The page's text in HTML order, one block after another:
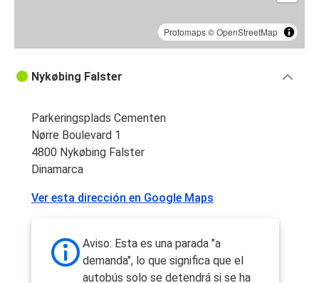
Protomaps©OpenStreetMap
Nykøbing Falster
Parkeringsplads Cementen
Nørre Boulevard 1
4800 Nykøbing Falster
Dinamarca
Ver esta dirección en Google Maps
Aviso: Esta es una parada "a
demanda", lo que significa que el
autobús solo se detendrá si se ha